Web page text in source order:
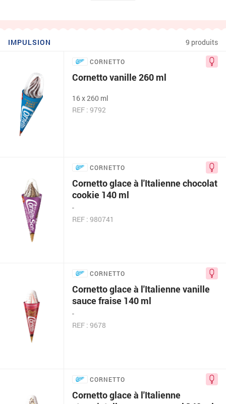
IMPULSION 9 produits
CORNETTO
Cornetto vanille 260 ml
16 x 260 ml
REF : 9792
CORNETTO
Cornetto glace à l'Italienne chocolat
cookie 140 ml
-
REF : 980741
CORNETTO
Cornetto glace à l'Italienne vanille
sauce fraise 140 ml
-
REF : 9678
CORNETTO
Cornetto glace à l'Italienne